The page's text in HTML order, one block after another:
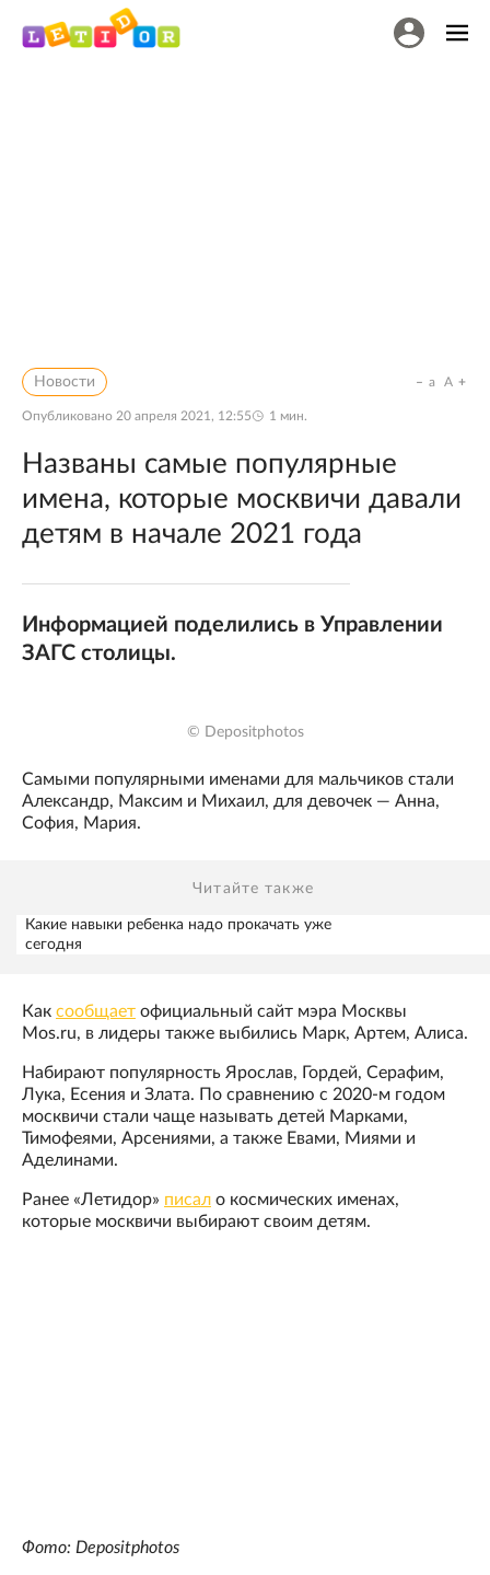
Новости
Опубликовано 20 апреля 2021, 12:55 1 мин.
a A
Названы самые популярные
имена, которые москвичи давали
детям в начале 2021 года
Информацией поделились в Управлении
ЗАГС столицы.
© Depositphotos
Самыми популярными именами для мальчиков стали
Александр, Максим и Михаил, для девочек — Анна,
София, Мария.
Читайте также
Какие навыки ребенка надо прокачать уже
сегодня
Как сообщает официальный сайт мэра Москвы
Mos.ru, в лидеры также выбились Марк, Артем, Алиса.
Набирают популярность Ярослав, Гордей, Серафим,
Лука, Есения и Злата. По сравнению с 2020-м годом
москвичи стали чаще называть детей Марками,
Тимофеями, Арсениями, а также Евами, Миями и
Аделинами.
Ранее «Летидор» писал о космических именах,
которые москвичи выбирают своим детям.
Фото: Depositphotos